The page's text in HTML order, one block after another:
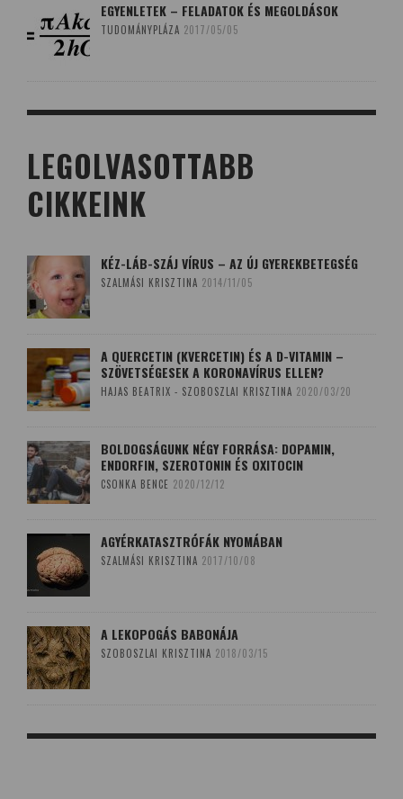
EGYENLETEK – FELADATOK ÉS MEGOLDÁSOK
TUDOMÁNYPLÁZA 2017/05/05
LEGOLVASOTTABB
CIKKEINK
KÉZ-LÁB-SZÁJ VÍRUS – AZ ÚJ GYEREKBETEGSÉG
SZALMÁSI KRISZTINA 2014/11/05
A QUERCETIN (KVERCETIN) ÉS A D-VITAMIN –
SZÖVETSÉGESEK A KORONAVÍRUS ELLEN?
HAJAS BEATRIX - SZOBOSZLAI KRISZTINA 2020/03/20
BOLDOGSÁGUNK NÉGY FORRÁSA: DOPAMIN,
ENDORFIN, SZEROTONIN ÉS OXITOCIN
CSONKA BENCE 2020/12/12
AGYÉRKATASZTRÓFÁK NYOMÁBAN
SZALMÁSI KRISZTINA 2017/10/08
A LEKOPOGÁS BABONÁJA
SZOBOSZLAI KRISZTINA 2018/03/15